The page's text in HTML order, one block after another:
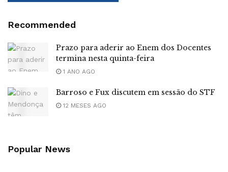
Recommended
Prazo para aderir ao Enem dos Docentes
termina nesta quinta-feira
1 ANO AGO
Barroso e Fux discutem em sessão do STF
12 MESES AGO
Popular News